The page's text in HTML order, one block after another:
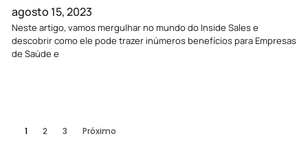
agosto 15, 2023
Neste artigo, vamos mergulhar no mundo do Inside Sales e
descobrir como ele pode trazer inúmeros benefícios para Empresas
de Saúde e
1 2 3 Próximo